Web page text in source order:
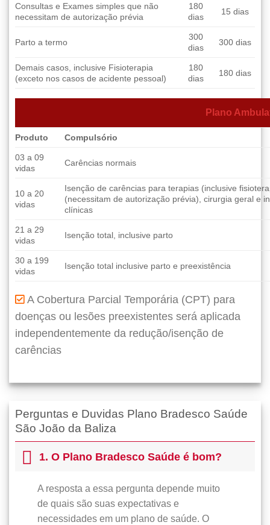
Consultas e Exames simples que não
necessitam de autorização prévia
180
dias
15 dias
Parto a termo
300
dias
300 dias
Demais casos, inclusive Fisioterapia
(exceto nos casos de acidente pessoal)
180
dias
180 dias
Plano
Produto Compulsório
03 a 09
vidas
Carências normais
10 a 20
vidas
Isenção de carências para terapias (inclusive
(necessitam de autorização prévia), cirurgia geral e
clínicas
21 a 29
vidas
Isenção total, inclusive parto
30 a 199
vidas
Isenção total inclusive parto e preexistência
A Cobertura Parcial Temporária (CPT) para
doenças ou lesões preexistentes será aplicada
independentemente da redução/isenção de
carências
Perguntas e Duvidas Plano Bradesco Saúde
São João da Baliza
1. O Plano Bradesco Saúde é bom?
A resposta a essa pergunta depende muito
de quais são suas expectativas e
necessidades em um plano de saúde. O